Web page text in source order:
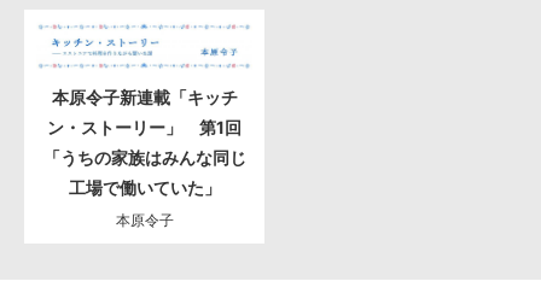
本原令子新連載「キッチ
ン・ストーリー」 第1回
「うちの家族はみんな同じ
工場で働いていた」
本原令子